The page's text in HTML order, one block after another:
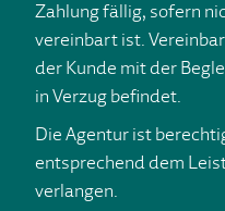
Zahlung fällig, sofern
vereinbart ist.
der Kunde mit der
in Verzug befindet.
Die Agentur ist
entsprechend dem
verlangen.